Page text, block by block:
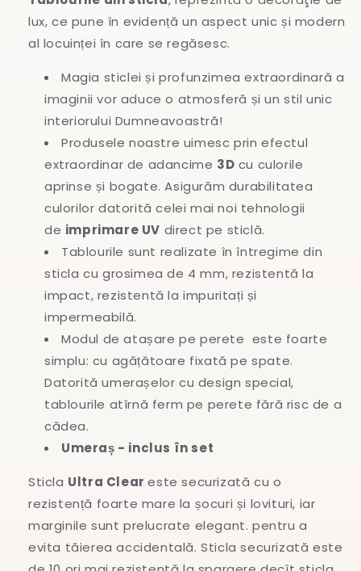
lux, ce pune în evidență un aspect unic și modern
al locuinței în care se regăsesc.
Magia sticlei și profunzimea extraordinară a
imaginii vor aduce o atmosferă și un stil unic
interiorului Dumneavoastră!
Produsele noastre uimesc prin efectul
extraordinar de adancime 3D cu culorile
aprinse și bogate. Asigurăm durabilitatea
culorilor datorită celei mai noi tehnologii
de imprimare UV direct pe sticlă.
Tablourile sunt realizate în întregimedin
sticla cu grosimea de 4 mm, rezistentă la
impact, rezistentă la impuritați și
impermeabilă.
Modul de atașare pe perete este foarte
simplu: cu agățătoare fixată pe spate.
Datorită umerașelor cu design special,
tablourile atîrnă ferm pe perete fără risc de a
cădea.
Umeraș - inclus în set
Sticla Ultra Cleareste securizată cu o
rezistență foarte mare la șocuri și lovituri, iar
marginile sunt prelucrate elegant. pentru a
evita tăierea accidentală. Sticla securizată este